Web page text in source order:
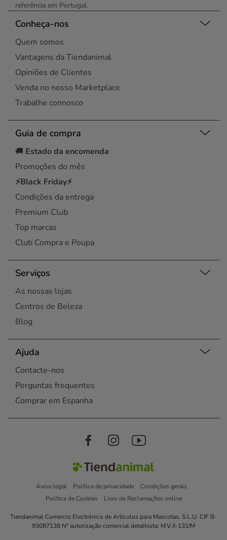
referência em Portugal.
Conheça-nos
Quem somos
Vantagens da Tiendanimal
Opiniões de Clientes
Venda no nosso Marketplace
Trabalhe connosco
Guia de compra
🚚 Estado da encomenda
Promoções do mês
⚡Black Friday⚡
Condições da entrega
Premium Club
Top marcas
Club Compra e Poupa
Serviços
As nossas lojas
Centros de Beleza
Blog
Ajuda
Contacte-nos
Perguntas frequentes
Comprar em Espanha
Aviso legal Política de privacidade
Condições gerais
Política de Cookies
Livro de Reclamações online
Tiendanimal Comercio Electrónico de Artículos para Mascotas, S.L.U. CIF B-
93087138 Nº autorização comercial detalhista: M.V./I-131/M